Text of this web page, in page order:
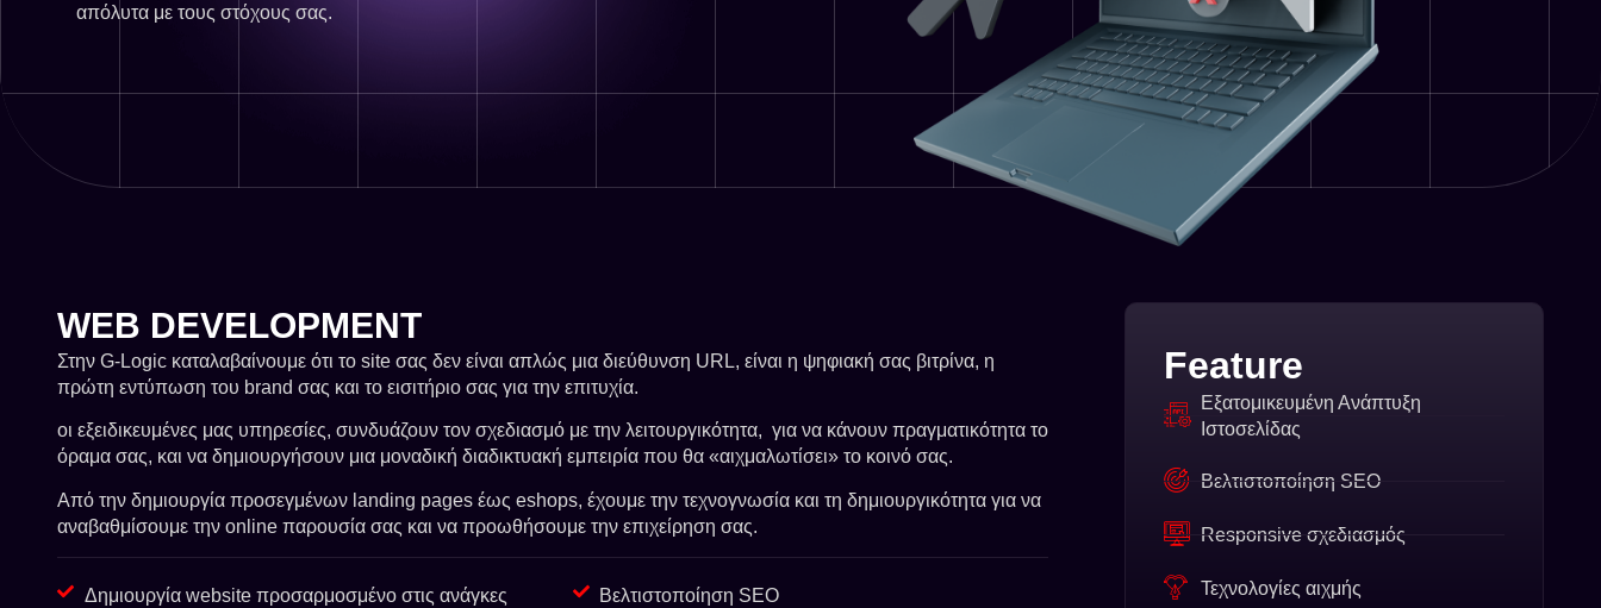
απόλυτα με τους στόχους σας.
WEB DEVELOPMENT
Στην G-Logic καταλαβαίνουμε ότι το site σας δεν είναι απλώς μια διεύθυνση URL, είναι η ψηφιακή σας βιτρίνα, η
πρώτη εντύπωση του brand σας και το εισιτήριο σας για την επιτυχία.
οι εξειδικευμένες μας υπηρεσίες, συνδυάζουν τον σχεδιασμό με την λειτουργικότητα, για να κάνουν πραγματικότητα το
όραμα σας, και να δημιουργήσουν μια μοναδική διαδικτυακή εμπειρία που θα «αιχμαλωτίσει» το κοινό σας.
Από την δημιουργία προσεγμένων landing pages έως eshops, έχουμε την τεχνογνωσία και τη δημιουργικότητα για να
αναβαθμίσουμε την online παρουσία σας και να προωθήσουμε την επιχείρηση σας.
Δημιουργία website προσαρμοσμένο στις ανάγκες
Βελτιστοποίηση SEO
Feature
Εξατομικευμένη Ανάπτυξη
Ιστοσελίδας
Βελτιστοποίηση SEO
Responsive σχεδιασμός
Τεχνολογίες αιχμής